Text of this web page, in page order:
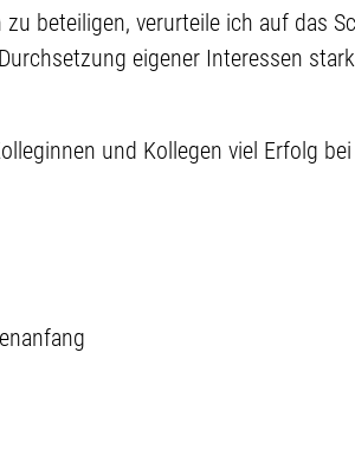
beteiligen, verurteile ich auf das
eigener Interessen
und Kollegen viel Erfolg